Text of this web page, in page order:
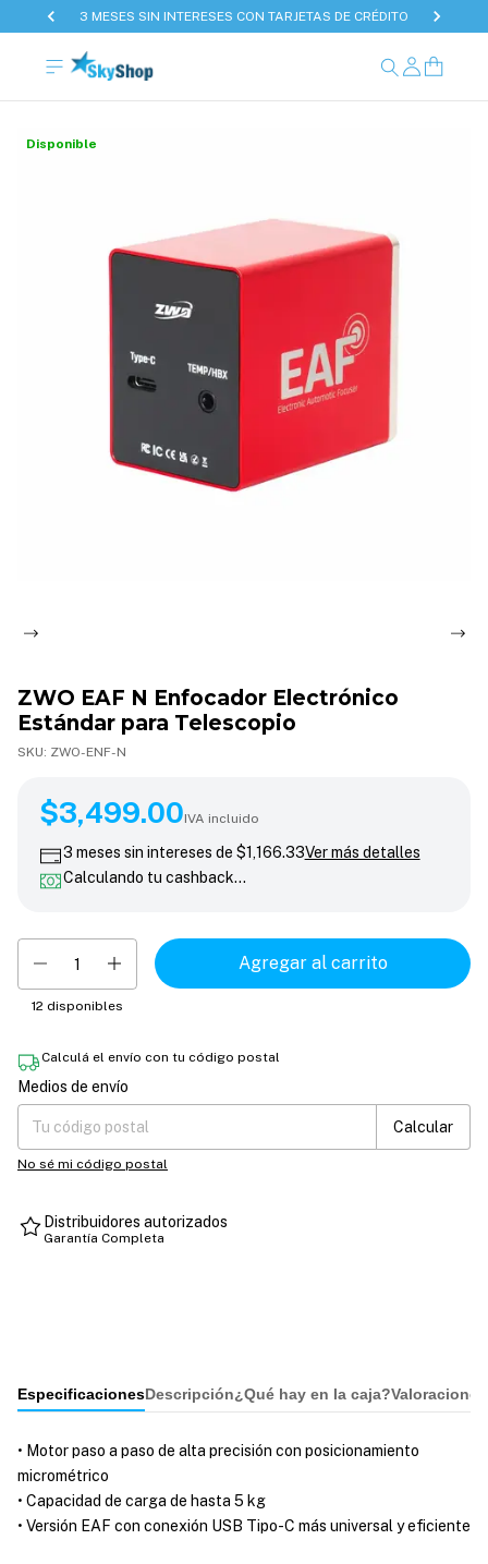
3 MESES SIN INTERESES CON TARJETAS DE CRÉDITO
Disponible
ZWO EAF N Enfocador Electrónico
Estándar para Telescopio
SKU: ZWO-ENF-N
$3,499.00
$3,499.00IVA incluido
3 meses sin intereses de $1,166.33Ver más detalles
Calculando tu cashback…
12 disponibles
Calculá el envío con tu código postal
Entregas para el CP:
Medios de envío
Calcular
No sé mi código postal
Distribuidores autorizados
Garantía Completa
EspecificacionesDescripción¿Qué hay en la caja?
• Motor paso a paso de alta precisión con posicionamiento
micrométrico
• Capacidad de carga de hasta 5 kg
• Versión EAF con conexión USB Tipo-C más universal y eficiente